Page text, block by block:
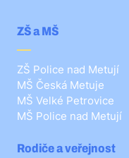
ZŠ a MŠ
ZŠ Police nad Metují
MŠ Česká Metuje
MŠ Velké Petrovice
MŠ Police nad Metují
Rodiče a veřejnost